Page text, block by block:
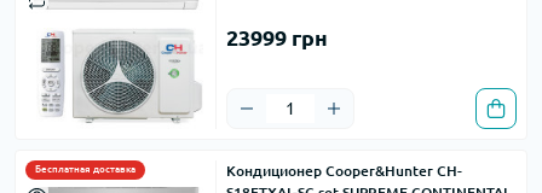
23999 грн
Бесплатная доставка
Кондиционер Cooper&Hunter CH-